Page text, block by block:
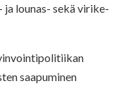
lounas- sekä virike-
saapuminen